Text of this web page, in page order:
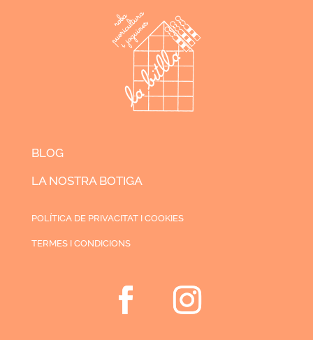
BLOG
LA NOSTRA BOTIGA
POLÍTICA DE PRIVACITAT I COOKIES
TERMES I CONDICIONS